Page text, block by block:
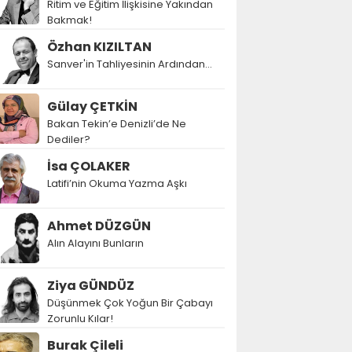
Ritim ve Eğitim İlişkisine Yakından
Bakmak!
Özhan KIZILTAN
Sanver'in Tahliyesinin Ardından…
Gülay ÇETKİN
Bakan Tekin’e Denizli’de Ne
Dediler?
İsa ÇOLAKER
Latifi’nin Okuma Yazma Aşkı
Ahmet DÜZGÜN
Alın Alayını Bunların
Ziya GÜNDÜZ
Düşünmek Çok Yoğun Bir Çabayı
Zorunlu Kılar!
Burak Çileli